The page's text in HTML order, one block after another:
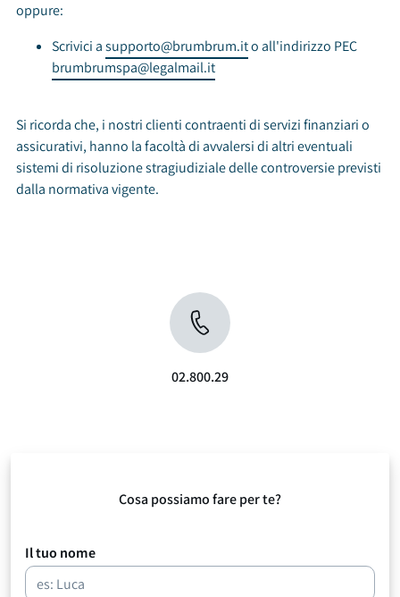
oppure:
Scrivici asupporto@brumbrum.ito all'indirizzo PEC
brumbrumspa@legalmail.it
Si ricorda che, i nostri clienti contraenti di servizi finanziari o
assicurativi, hanno la facoltà di avvalersi di altri eventuali
sistemi di risoluzione stragiudiziale delle controversie previsti
dalla normativa vigente.
02.800.29
Cosa possiamo fare per te?
Il tuo nome